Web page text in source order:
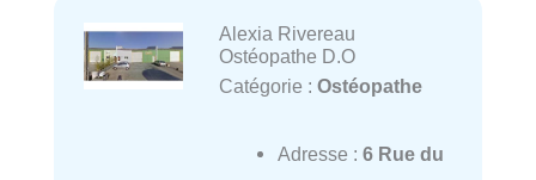
Alexia Rivereau
Ostéopathe D.O
Catégorie : Ostéopathe
Adresse : 6 Rue du